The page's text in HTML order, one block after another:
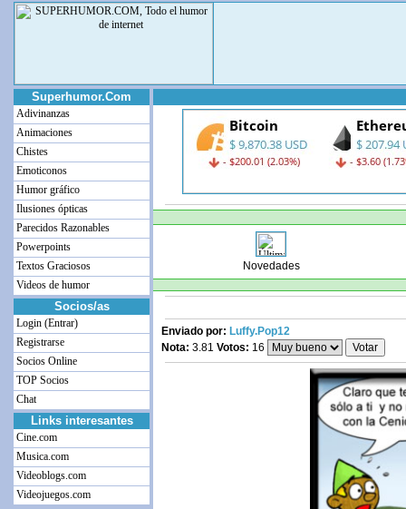
Superhumor.Com
Adivinanzas
Animaciones
Chistes
Emoticonos
Humor gráfico
Ilusiones ópticas
Parecidos Razonables
Powerpoints
Textos Graciosos
Videos de humor
Socios/as
Login (Entrar)
Registrarse
Socios Online
TOP Socios
Chat
Links interesantes
Cine.com
Musica.com
Videoblogs.com
Videojuegos.com
Novedades
Enviado por: Luffy.Pop12
Nota: 3.81 Votos: 16